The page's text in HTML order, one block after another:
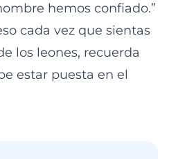
hemos confiado.”
cada vez que sientas
los leones, recuerda
estar puesta en el